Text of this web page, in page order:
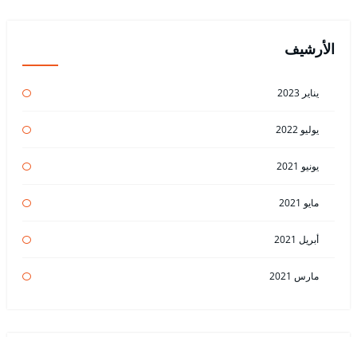
الأرشيف
يناير 2023
يوليو 2022
يونيو 2021
مايو 2021
أبريل 2021
مارس 2021